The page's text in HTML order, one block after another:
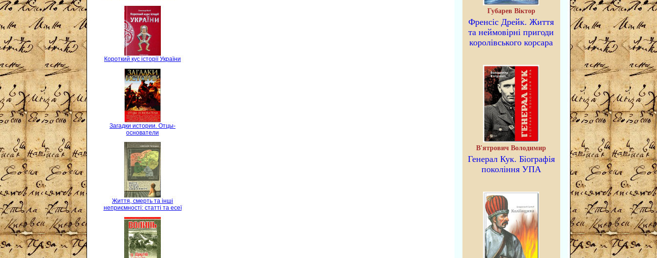
Короткий кус історії України
Загадки истории. Отцы-
основатели
Життя, смерть та інші
неприємності: статті та есеї
Губарев Віктор
Френсіс Дрейк. Життя
та неймовірні пригоди
королівського корсара
В'ятрович Володимир
Генерал Кук. Біографія
покоління УПА